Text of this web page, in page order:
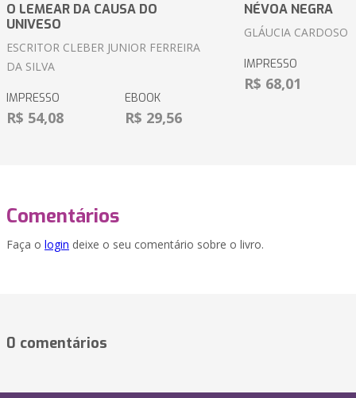
O LEMEAR DA CAUSA DO
UNIVESO
ESCRITOR CLEBER JUNIOR FERREIRA
DA SILVA
IMPRESSO
R$ 54,08
EBOOK
R$ 29,56
NÉVOA NEGRA
GLÁUCIA CARDOSO
IMPRESSO
R$ 68,01
Comentários
Faça o login deixe o seu comentário sobre o livro.
0 comentários